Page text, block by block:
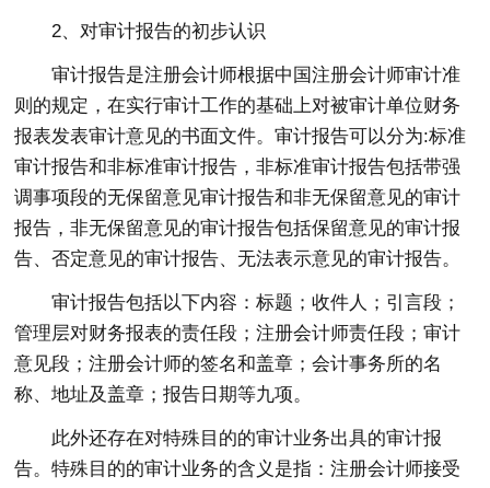
2、对审计报告的初步认识
审计报告是注册会计师根据中国注册会计师审计准
则的规定，在实行审计工作的基础上对被审计单位财务
报表发表审计意见的书面文件。审计报告可以分为:标准
审计报告和非标准审计报告，非标准审计报告包括带强
调事项段的无保留意见审计报告和非无保留意见的审计
报告，非无保留意见的审计报告包括保留意见的审计报
告、否定意见的审计报告、无法表示意见的审计报告。
审计报告包括以下内容：标题；收件人；引言段；
管理层对财务报表的责任段；注册会计师责任段；审计
意见段；注册会计师的签名和盖章；会计事务所的名
称、地址及盖章；报告日期等九项。
此外还存在对特殊目的的审计业务出具的审计报
告。特殊目的的审计业务的含义是指：注册会计师接受